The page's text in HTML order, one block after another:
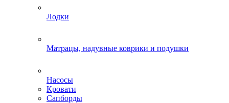
Лодки
Матрацы, надувные коврики и подушки
Насосы
Кровати
Сапборды